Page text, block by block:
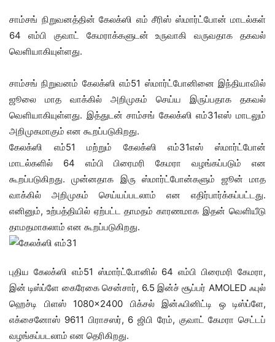
சாம்சங் நிறுவனத்தின் கேலக்ஸி எம் சீரிஸ் ஸ்மார்ட்போன் மாடல்கள்
64 எம்பி குவாட் கேமராக்களுடன் உருவாகி வருவதாக தகவல்
வெளியாகியுள்ளது.
சாம்சங் நிறுவனம் கேலக்ஸி எம்51 ஸ்மார்ட்போனினை இந்தியாவில்
ஜூலை மாத வாக்கில் அறிமுகம் செய்ய இருப்பதாக தகவல்
வெளியாகியுள்ளது. இத்துடன் சாம்சங் கேலக்ஸி எம்31எஸ் மாடலும்
அறிமுகமாகும் என கூறப்படுகிறது.
கேலக்ஸி எம்51 மற்றும் கேலக்ஸி எம்31எஸ் ஸ்மார்ட்போன்
மாடல்களில் 64 எம்பி பிரைமரி கேமரா வழங்கப்படும் என
கூறப்படுகிறது. முன்னதாக இரு ஸ்மார்ட்போன்களும் ஜூன் மாத
வாக்கில் அறிமுகம் செய்யப்படலாம் என எதிர்பார்க்கப்பட்டது.
எனினும், உற்பத்தியில் ஏற்பட்ட தாமதம் காரணமாக இதன் வெளியீடு
தாமதமாகலாம் என கூறப்படுகிறது.
புதிய கேலக்ஸி எம்51 ஸ்மார்ட்போனில் 64 எம்பி பிரைமரி கேமரா,
இன் டிஸ்ப்ளே கைரேகை சென்சார், 6.5 இன்ச் சூப்பர் AMOLED ஃபுல்
ஹெச்டி பிளஸ் 1080×2400 பிக்சல் இன்ஃபினிட்டி ஒ டிஸ்ப்ளே,
எக்சைனோஸ் 9611 பிராசஸர், 6 ஜிபி ரேம், குவாட் கேமரா செட்டப்
வழங்கப்படலாம் என தெரிகிறது.